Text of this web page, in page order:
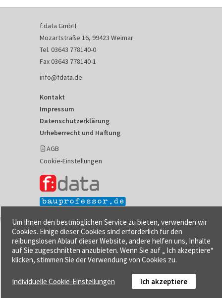
f:data GmbH
Mozartstraße 16, 99423 Weimar
Tel. 03643 778140-0
Fax 03643 778140-1
info@fdata.de
Kontakt
Impressum
Datenschutzerklärung
Urheberrecht und Haftung
AGB
Cookie-Einstellungen
Um Ihnen den bestmöglichen Service zu bieten, verwenden wir
Cookies. Einige dieser Cookies sind erforderlich für den
reibungslosen Ablauf dieser Website, andere helfen uns, Inhalte
auf Sie zugeschnitten anzubieten. Wenn Sie auf „ Ich akzeptiere“
klicken, stimmen Sie der Verwendung von Cookies zu.
Individuelle Cookie-Einstellungen Ich akzeptiere